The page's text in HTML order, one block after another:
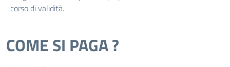
corso di validità.
COME SI PAGA ?